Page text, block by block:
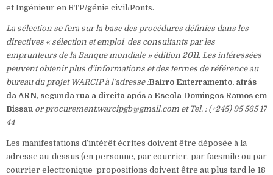
et Ingénieur en BTP/génie civil/Ponts.
La sélection se fera sur la base des procédures définies dans les
directives « sélection et emploi des consultants par les
emprunteurs de la Banque mondiale » édition 2011. Les intéressées
peuvent obtenir plus d’informations et des termes de référence au
bureau du projet WARCIP à l’adresse :Bairro Enterramento, atrás
da ARN, segunda rua a direita após a Escola Domingos Ramos em
Bissau or procurement.warcipgb@gmail.com et Tel. : (+245) 95 565 17
44
Les manifestations d’intérêt écrites doivent être déposée à la
adresse au-dessus (en personne, par courrier, par facsmile ou par
courrier electronique propositions doivent être au plus tard le 18